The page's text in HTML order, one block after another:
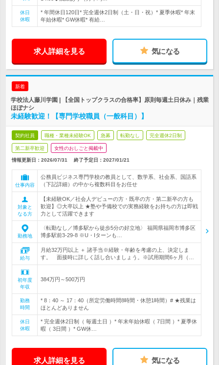
休日
休暇
* 年間休日120日* 完全週休2日制（土・日・祝）* 夏季休暇* 年末
年始休暇* GW休暇* 有給…
求人詳細を見る 気になる
新着
学校法人藤川学園 | 【全国トップクラスの合格率】原則毎週土日休み｜残業
ほぼナシ
未経験歓迎！【専門学校職員（一般科目）】
契約社員 職種・業種未経験OK 急募 転勤なし 完全週休2日制
第二新卒歓迎 女性のおしごと掲載中
情報更新日：2026/07/31 終了予定日： 2027/01/21
仕事内容
公務員ビジネス専門学校の教員として、数学系、社会系、国語系
（下記詳細）の中から複数科目をお任せ
対象と
なる方
【未経験OK／社会人デビューの方・既卒の方・第二新卒の方も
歓迎】◎大卒以上 ★塾や予備校での実務経験をお持ちの方は即戦
力として活躍できます
勤務地
〈転勤なし／博多駅から徒歩5分の好立地〉 福岡県福岡市博多区
博多駅前3-29-8 ※U・Iターンも…
給与
月給32万円以上 ＋ 諸手当※経験・年齢を考慮の上、決定しま
す。 面接時に詳しく話し合いましょう。※試用期間6ヶ月（…
初年度
年収
384万円～500万円
勤務
時間
* 8：40 ～ 17：40（所定労働時間8時間・休憩1時間）# ★残業は
ほとんどありません
休日
休暇
* 完全週休2日制（ 毎週土日 ）* 年末年始休暇（ 7日間 ）* 夏季休
暇（ 3日間 ）* GW休…
求人詳細を見る 気になる